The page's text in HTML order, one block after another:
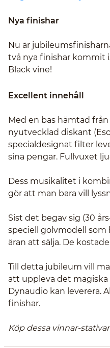
Nya finishar
Nu är
två nya finishar kommit
Black vine!
Excellent innehåll
Med en bas hämtad
nyutvecklad diskant
specialdesignat filter
sina pengar. Fullvuxet
Dess musikalitet i
gör att man bara vill
Sist det begav sig (30
speciell golvmodell
äran att sälja. De kostade
Till detta jubileum vill
att uppleva det
Dynaudio kan leverera.
finishar.
Köp dessa vinnar-